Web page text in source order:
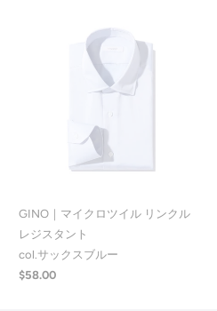
GINO｜マイクロツイル リンクル
レジスタント
col.サックスブルー
$58.00